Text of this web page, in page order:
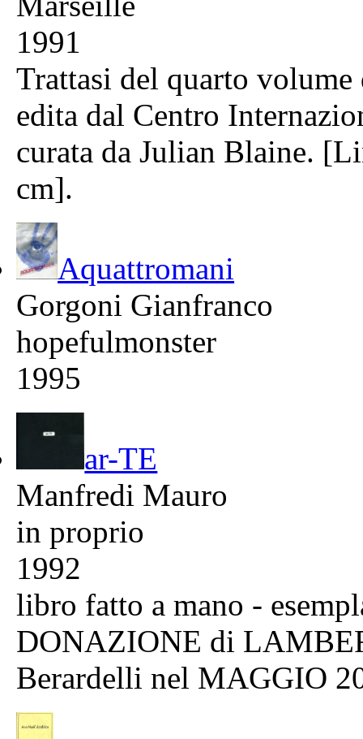
1991
Trattasi del quarto
edita dal Centro
curata da Julian Blaine.
cm].
Aquattromani
Gorgoni Gianfranco
hopefulmonster
1995
ar-TE
Manfredi Mauro
in proprio
1992
libro fatto a mano -
DONAZIONE di
Berardelli nel MAGGIO